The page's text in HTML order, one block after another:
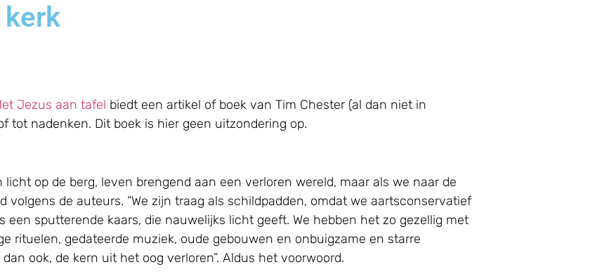
kerk
Jezus aan tafel biedt een artikel of boek van Tim Chester (al dan niet in
tot nadenken. Dit boek is hier geen uitzondering op.
op de berg, leven brengend aan een verloren wereld, maar als we naar de
de auteurs. “We zijn traag als schildpadden, omdat we aartsconservatief
sputterende kaars, die nauwelijks licht geeft. We hebben het zo gezellig met
rituelen, gedateerde muziek, oude gebouwen en onbuigzame en starre
ook, de kern uit het oog verloren”. Aldus het voorwoord.